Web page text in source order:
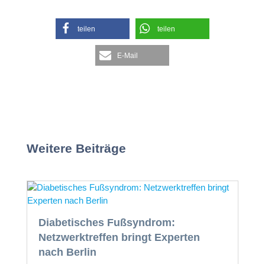
teilen teilen
E-Mail
Weitere Beiträge
Diabetisches Fußsyndrom:
Netzwerktreffen bringt Experten
nach Berlin